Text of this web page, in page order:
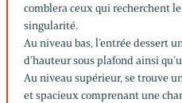
comblera ceux qui recherchent
singularité.
Au niveau bas, l’entrée dessert
d’hauteur sous plafond ainsi
Au niveau supérieur, se trouve
et spacieux comprenant une